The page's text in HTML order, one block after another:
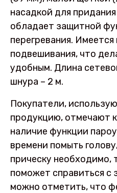
насадкой для
обладает защитной
перегревания. Имеется
подвешивания, что
удобным. Длина
шнура – 2 м.
Покупатели,
продукцию, отмечают
наличие функции
времени помыть
прическу необходимо,
поможет справиться с
можно отметить, что